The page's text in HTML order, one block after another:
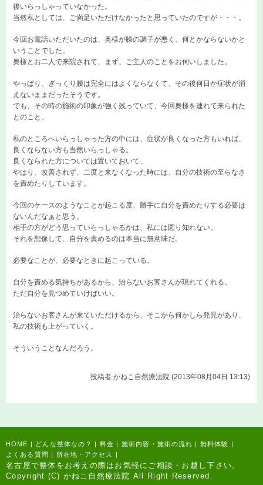
後いらっしゃっていなかった。
当然私としては、ご満足いただけなかったと思っていたのですが・・・。
今回お電話いただいたのは、奥様が膝の調子が悪く、何とかならないかと
いうことでした。
奥様とお二人で来院されて、まず、ご主人のことをお伺いしました。
やっぱり、ぎっくり腰は完全にはよくならなくて、その後何日か症状が消
えないままだったそうです。
でも、その時の施術の印象が強く残っていて、今回奥様を連れて来られた
とのこと。
私のところへいらっしゃった方の中には、症状が良くなった方もいれば、
良くならない方も当然いらっしゃる。
良くなられた方については置いておいて、
やはり、改善されず、二度と来なくなった時には、自分の技術の至らなさ
を責めたりしています。
今回のケースのようなことが起こる度、勝手に自分を責めたりする必要は
ないんだなぁと思う。
相手の方がどう思っていらっしゃるかは、私には図り知れない。
それを想像して、自分を責めるのは本当に無意味だ。
必要なことが、必要なときに起こっている。
自分を責める気持ちがあるから、治らないお客さんが現れてくれる。
ただ自分を見つめていけばいい。
治らないお客さんが来ていただけるから、そこから何かしら発見があり、
私の技術も上がっていく。
そういうことなんだろう。
投稿者 かねこ自然療法院 (2013年08月04日 13:13)
HOME | どんな整体なの？ | 料金 | 施術内容・施術の流れ | 無料体験 |
よくある質問 | 所在地・アクセス |
名古屋で整体をお考えの際はお気軽にご相談・お越し下さい。
Copyright (C) かねこ自然療法院 All Right Reserved.